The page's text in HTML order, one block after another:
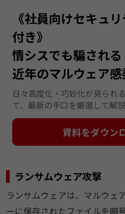
《社員向けセキュ
付き》
情シスでも騙される
近年のマルウェア
日々高度化・巧妙化が見られ
て、最新の手口を厳選して解説
資料をダウン
ランサムウェア攻撃
ランサムウェアは、マルウェ
ーに保存されたファイルを暗